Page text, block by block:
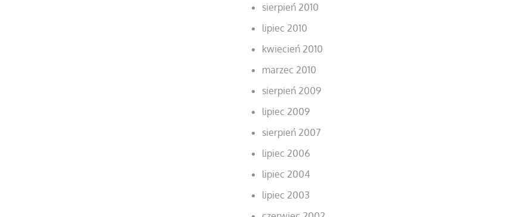
sierpień 2010
lipiec 2010
kwiecień 2010
marzec 2010
sierpień 2009
lipiec 2009
sierpień 2007
lipiec 2006
lipiec 2004
lipiec 2003